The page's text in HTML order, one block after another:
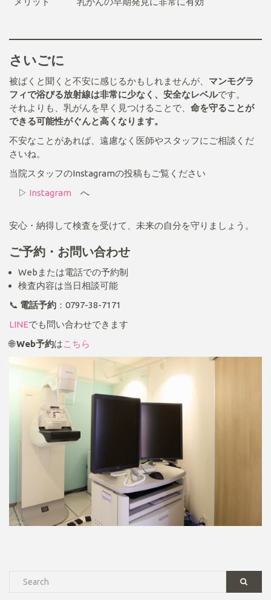
さいごに
被ばくと聞くと不安に感じるかもしれませんが、 マンモグラ
フィで浴びる放射線は非常に少なく、安全なレベルです。
それよりも、乳がんを早く見つけることで、 命を守ることが
できる可能性がぐんと高くなります。
不安なことがあれば、遠慮なく医師やスタッフにご相談くだ
さいね。
当院スタッフのInstagramの投稿もご覧ください
▷ Instagram へ
安心・納得して検査を受けて、未来の自分を守りましょう。
ご予約・お問い合わせ
Webまたは電話での予約制
検査内容は当日相談可能
📞 電話予約 ：0797-38-7171
LINEでも問い合わせできます
🌐Web予約はこちら